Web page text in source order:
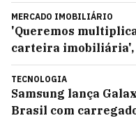
MERCADO IMOBILIÁRIO
'Queremos
carteira imobiliária',
TECNOLOGIA
Samsung lança
Brasil com